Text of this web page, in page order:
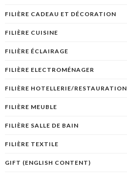
FILIÈRE CADEAU ET DÉCORATION
FILIÈRE CUISINE
FILIÈRE ÉCLAIRAGE
FILIÈRE ELECTROMÉNAGER
FILIÈRE HOTELLERIE/RESTAURATION
FILIÈRE MEUBLE
FILIÈRE SALLE DE BAIN
FILIÈRE TEXTILE
GIFT (ENGLISH CONTENT)